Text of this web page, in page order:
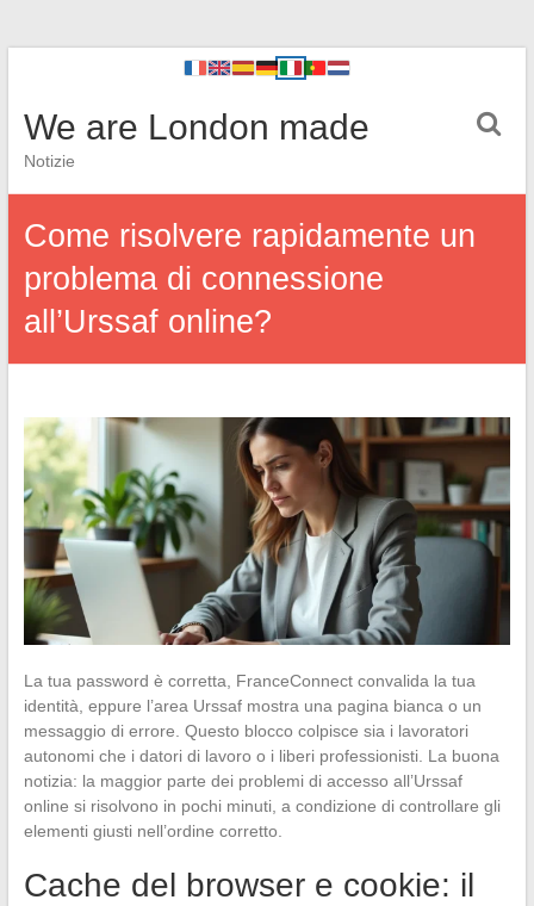
We are London made
Notizie
Come risolvere rapidamente un
problema di connessione
all’Urssaf online?
La tua password è corretta, FranceConnect convalida la tua
identità, eppure l’area Urssaf mostra una pagina bianca o un
messaggio di errore. Questo blocco colpisce sia i lavoratori
autonomi che i datori di lavoro o i liberi professionisti. La buona
notizia: la maggior parte dei problemi di accesso all’Urssaf
online si risolvono in pochi minuti, a condizione di controllare gli
elementi giusti nell’ordine corretto.
Cache del browser e cookie: il